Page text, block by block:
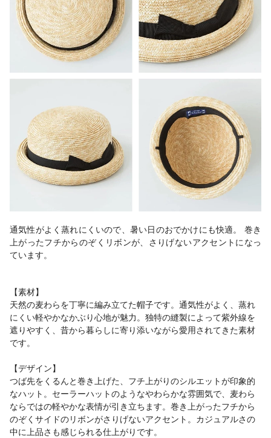
通気性がよく蒸れにくいので、暑い日のおでかけにも快適。 巻き
上がったフチからのぞくリボンが、さりげないアクセントになっ
ています。
【素材】
天然の麦わらを丁寧に編み立てた帽子です。通気性がよく、蒸れ
にくい軽やかなかぶり心地が魅力。独特の縫製によって紫外線を
遮りやすく、昔から暮らしに寄り添いながら愛用されてきた素材
です。
【デザイン】
つば先をくるんと巻き上げた、フチ上がりのシルエットが印象的
なハット。セーラーハットのようなやわらかな雰囲気で、麦わら
ならではの軽やかな表情が引き立ちます。巻き上がったフチから
のぞくサイドのリボンがさりげないアクセント。カジュアルさの
中に上品さも感じられる仕上がりです。